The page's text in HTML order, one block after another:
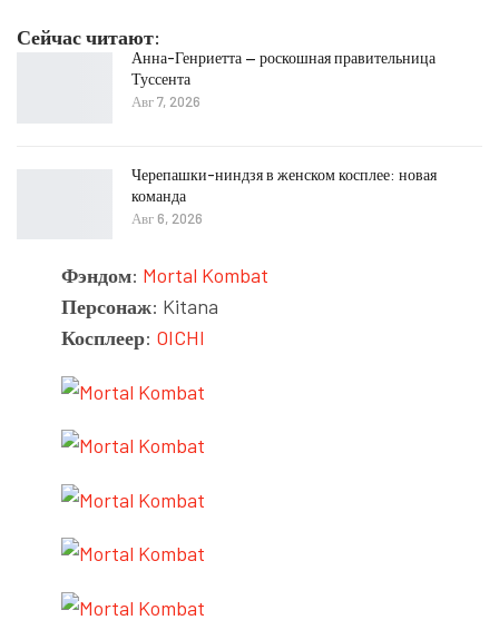
Сейчас читают:
Анна-Генриетта — роскошная правительница
Туссента
Авг 7, 2026
Черепашки-ниндзя в женском косплее: новая
команда
Авг 6, 2026
Фэндом: Mortal Kombat
Персонаж: Kitana
Косплеер: OICHI